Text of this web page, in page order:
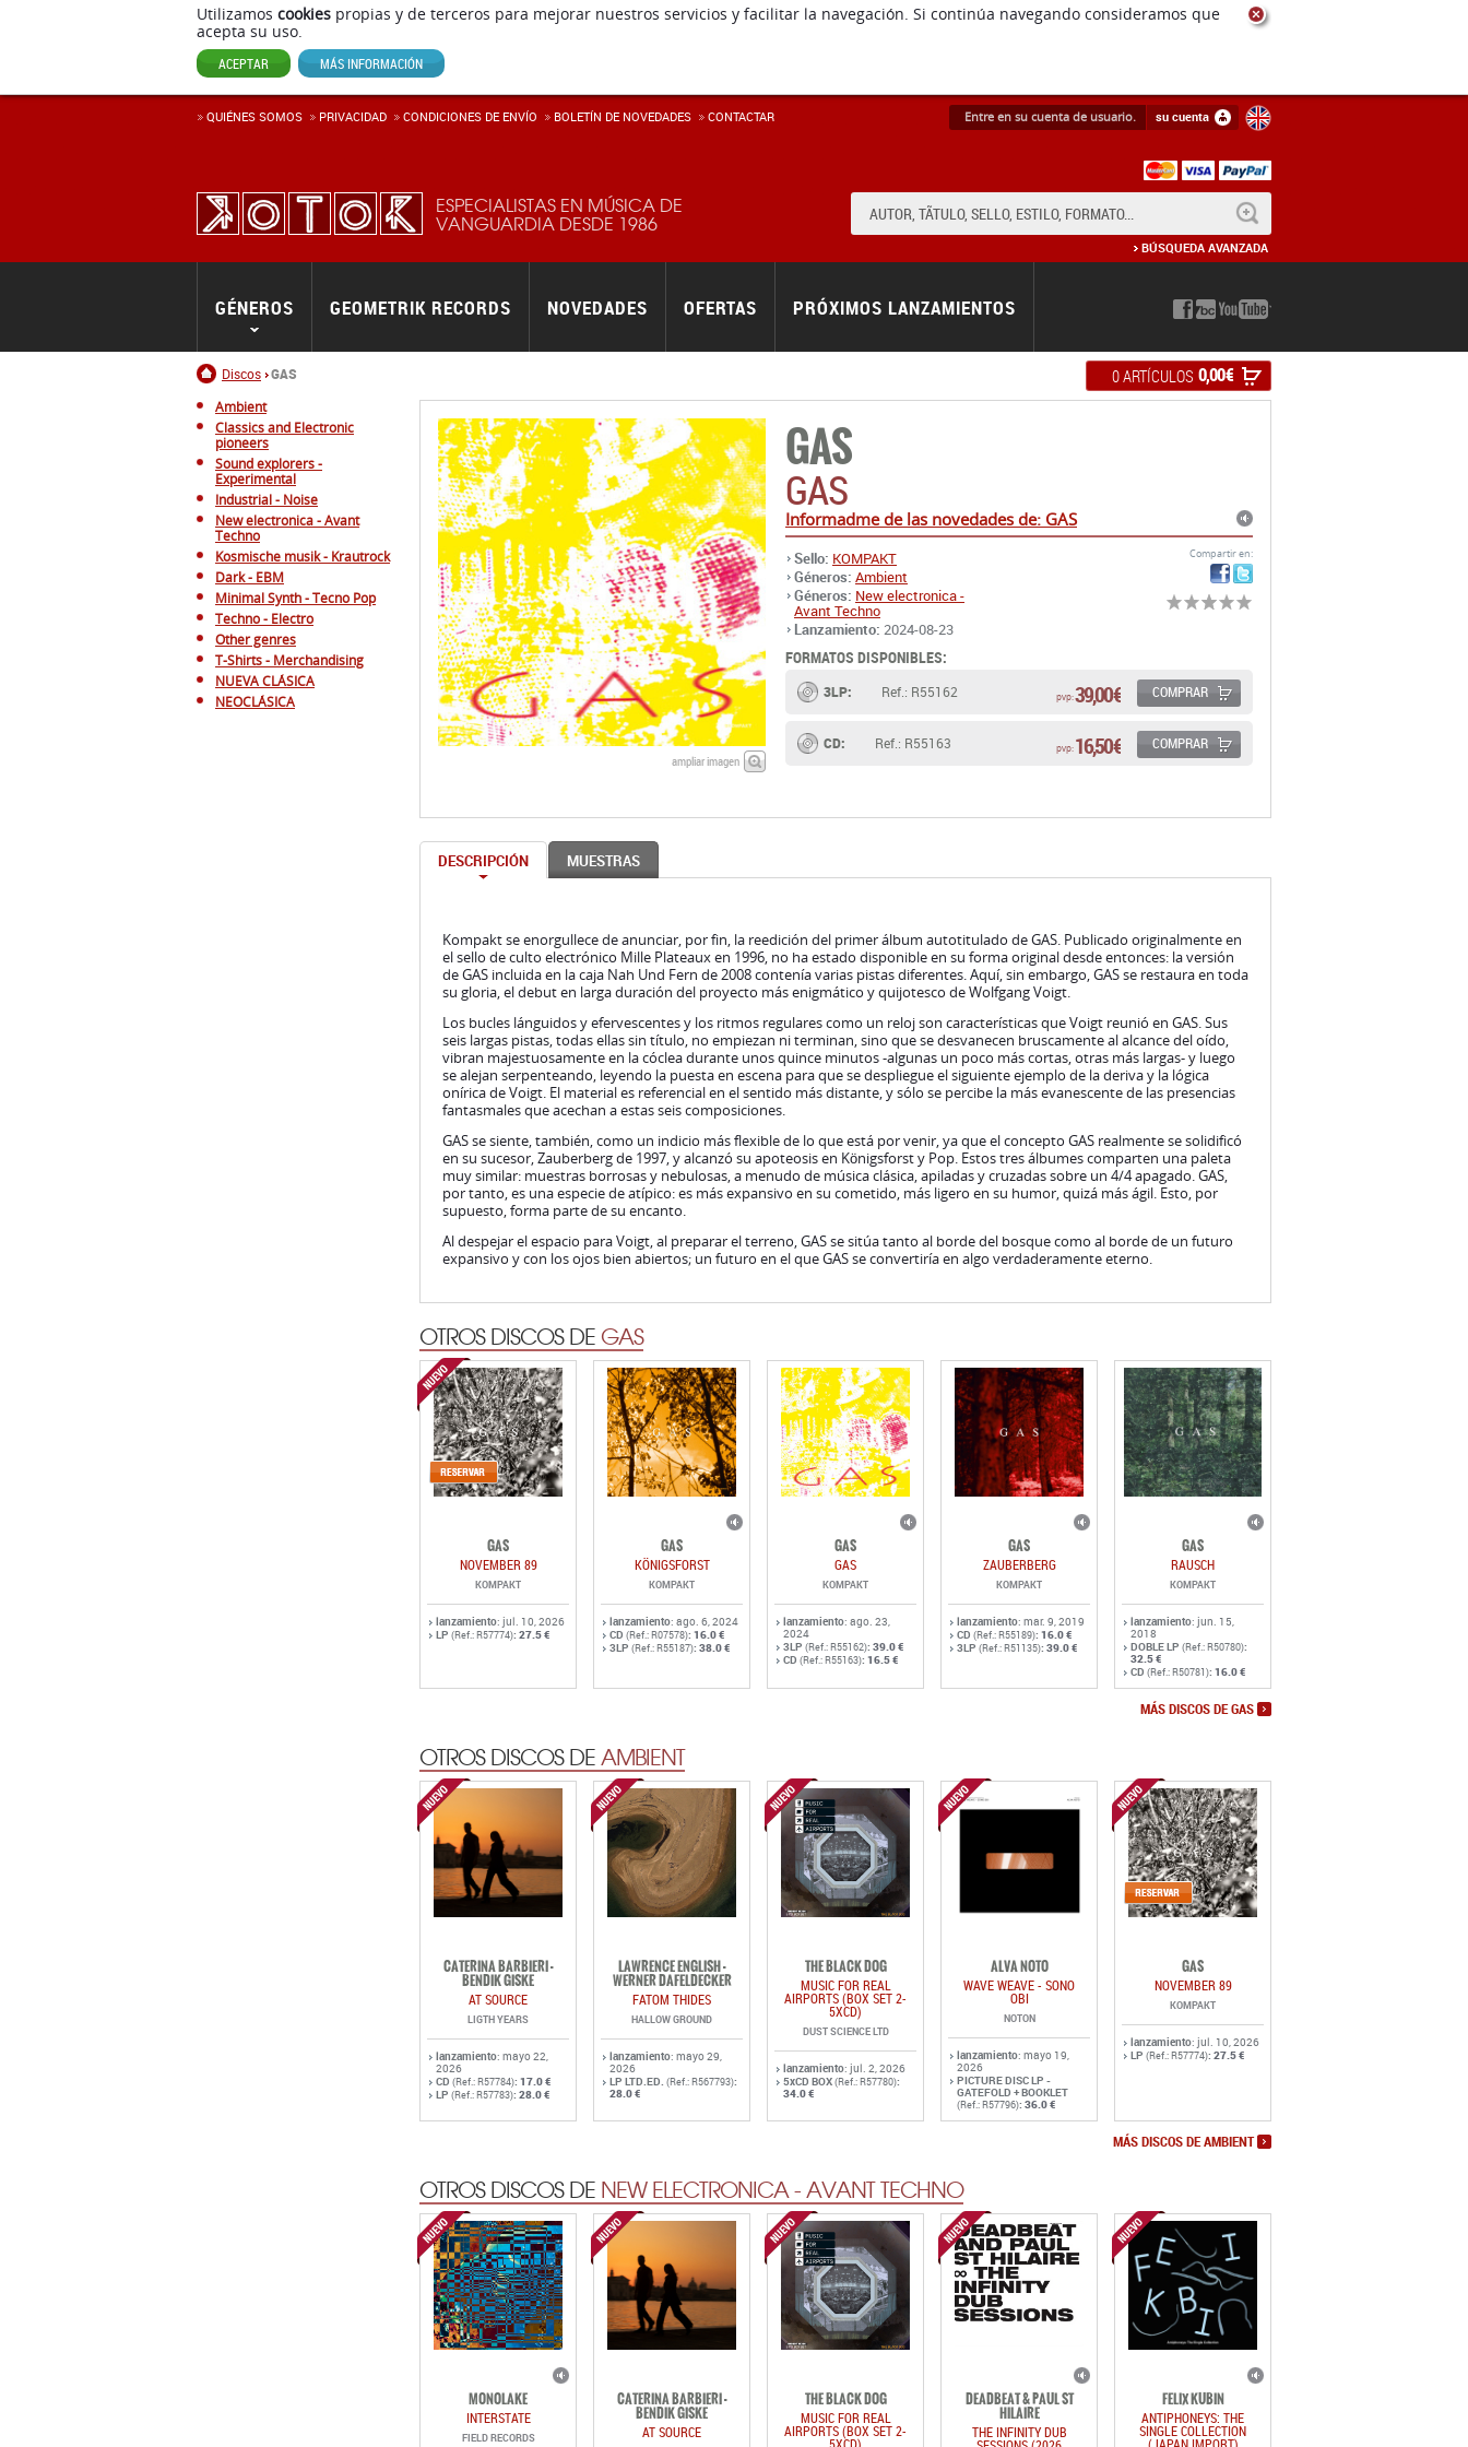
Utilizamos cookies propias y de terceros para mejorar nuestros servicios y facilitar la navegación. Si continúa navegando consideramos que
acepta su uso.
ACEPTAR MÁS INFORMACIÓN
ESPECIALISTAS EN MÚSICA DE
VANGUARDIA DESDE 1986
Inicio
Discos GAS
Entre en su cuenta de usuario. su cuenta
BÚSQUEDA AVANZADA
0 ARTÍCULOS 0,00 €
GÉNEROS GEOMETRIK RECORDS NOVEDADES OFERTAS PRÓXIMOS LANZAMIENTOS
QUIÉNES SOMOS PRIVACIDAD CONDICIONES DE ENVÍ­O BOLETÍN DE NOVEDADES CONTACTAR
Ambient
Classics and Electronic
pioneers
Sound explorers -
Experimental
Industrial - Noise
New electronica - Avant
Techno
Kosmische musik - Krautrock
Dark - EBM
Minimal Synth - Tecno Pop
Techno - Electro
Other genres
T-Shirts - Merchandising
NUEVA CLÁSICA
NEOCLÁSICA
GAS
GAS
Informadme de las novedades de: GAS
ampliar imagen
Sello: KOMPAKT
Géneros: Ambient
Géneros: New electronica -
Avant Techno
Lanzamiento: 2024-08-23
Compartir en:
FORMATOS DISPONIBLES:
3LP: Ref.: R55162 pvp:39,00 € COMPRAR
CD: Ref.: R55163 pvp:16,50 € COMPRAR
DESCRIPCIÓN MUESTRAS
Kompakt se enorgullece de anunciar, por fin, la reedición del primer álbum autotitulado de GAS. Publicado originalmente en
el sello de culto electrónico Mille Plateaux en 1996, no ha estado disponible en su forma original desde entonces: la versión
de GAS incluida en la caja Nah Und Fern de 2008 contenía varias pistas diferentes. Aquí, sin embargo, GAS se restaura en toda
su gloria, el debut en larga duración del proyecto más enigmático y quijotesco de Wolfgang Voigt.
Los bucles lánguidos y efervescentes y los ritmos regulares como un reloj son características que Voigt reunió en GAS. Sus
seis largas pistas, todas ellas sin título, no empiezan ni terminan, sino que se desvanecen bruscamente al alcance del oído,
vibran majestuosamente en la cóclea durante unos quince minutos -algunas un poco más cortas, otras más largas- y luego
se alejan serpenteando, leyendo la puesta en escena para que se despliegue el siguiente ejemplo de la deriva y la lógica
onírica de Voigt. El material es referencial en el sentido más distante, y sólo se percibe la más evanescente de las presencias
fantasmales que acechan a estas seis composiciones.
GAS se siente, también, como un indicio más flexible de lo que está por venir, ya que el concepto GAS realmente se solidificó
en su sucesor, Zauberberg de 1997, y alcanzó su apoteosis en Königsforst y Pop. Estos tres álbumes comparten una paleta
muy similar: muestras borrosas y nebulosas, a menudo de música clásica, apiladas y cruzadas sobre un 4/4 apagado. GAS,
por tanto, es una especie de atípico: es más expansivo en su cometido, más ligero en su humor, quizá más ágil. Esto, por
supuesto, forma parte de su encanto.
Al despejar el espacio para Voigt, al preparar el terreno, GAS se sitúa tanto al borde del bosque como al borde de un futuro
expansivo y con los ojos bien abiertos; un futuro en el que GAS se convertiría en algo verdaderamente eterno.
OTROS DISCOS DE GAS
GAS
NOVEMBER 89
KOMPAKT
lanzamiento: jul. 10, 2026
LP (Ref.: R57774): 27.5 €
GAS
KÖNIGSFORST
KOMPAKT
lanzamiento: ago. 6, 2024
CD (Ref.: R07578): 16.0 €
3LP (Ref.: R55187): 38.0 €
GAS
GAS
KOMPAKT
lanzamiento: ago. 23,
2024
3LP (Ref.: R55162): 39.0 €
CD (Ref.: R55163): 16.5 €
GAS
ZAUBERBERG
KOMPAKT
lanzamiento: mar. 9, 2019
CD (Ref.: R55189): 16.0 €
3LP (Ref.: R51135): 39.0 €
GAS
RAUSCH
KOMPAKT
lanzamiento: jun. 15,
2018
DOBLE LP (Ref.: R50780):
32.5 €
CD (Ref.: R50781): 16.0 €
MÁS DISCOS DE GAS
OTROS DISCOS DEAMBIENT
CATERINA BARBIERI -
BENDIK GISKE
AT SOURCE
LIGTH YEARS
lanzamiento: mayo 22,
2026
CD (Ref.: R57784): 17.0 €
LP (Ref.: R57783): 28.0 €
LAWRENCE ENGLISH -
WERNER DAFELDECKER
FATOM THIDES
HALLOW GROUND
lanzamiento: mayo 29,
2026
LP LTD.ED. (Ref.: R567793):
28.0 €
THE BLACK DOG
MUSIC FOR REAL
AIRPORTS (BOX SET 2-
5XCD)
DUST SCIENCE LTD
lanzamiento: jul. 2, 2026
5xCD BOX(Ref.: R57780):
34.0 €
ALVA NOTO
WAVE WEAVE - SONO
OBI
NOTON
lanzamiento: mayo 19,
2026
PICTURE DISC LP -
GATEFOLD + BOOKLET
(Ref.: R57796): 36.0 €
GAS
NOVEMBER 89
KOMPAKT
lanzamiento: jul. 10, 2026
LP (Ref.: R57774): 27.5 €
MÁS DISCOS DE AMBIENT
OTROS DISCOS DE NEW ELECTRONICA - AVANT TECHNO
MONOLAKE
INTERSTATE
FIELD RECORDS
CATERINA BARBIERI -
BENDIK GISKE
AT SOURCE
THE BLACK DOG
MUSIC FOR REAL
AIRPORTS (BOX SET 2-
DEADBEAT & PAUL ST
HILAIRE
THE INFINITY DUB
FELIX KUBIN
ANTIPHONEYS: THE
SINGLE COLLECTION